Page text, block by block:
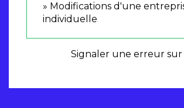
Modifications d'une
individuelle
Signaler une erreur